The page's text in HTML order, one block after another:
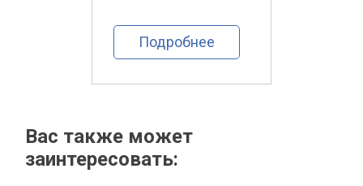
Подробнее
Вас также может
заинтересовать: